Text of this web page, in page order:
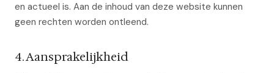
en actueel is. Aan de inhoud van deze website kunnen
geen rechten worden ontleend.
4. Aansprakelijkheid